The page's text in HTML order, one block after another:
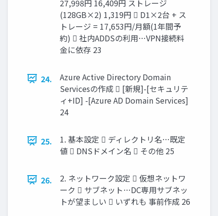
27,998円 16,409円 ストレージ
(128GB×2) 1,319円  D1×2台 + ス
トレージ = 17,653円/月額(1年間予
約)  社内ADDSの利用…VPN接続料
金に依存 23
24.
Azure Active Directory Domain
Servicesの作成  [新規]-[セキュリテ
ィ+ID] -[Azure AD Domain Services]
24
25.
1. 基本設定  ディレクトリ名…既定
値  DNSドメイン名  その他 25
26.
2. ネットワーク設定  仮想ネットワ
ーク  サブネット…DC専用サブネッ
トが望ましい  いずれも 事前作成 26